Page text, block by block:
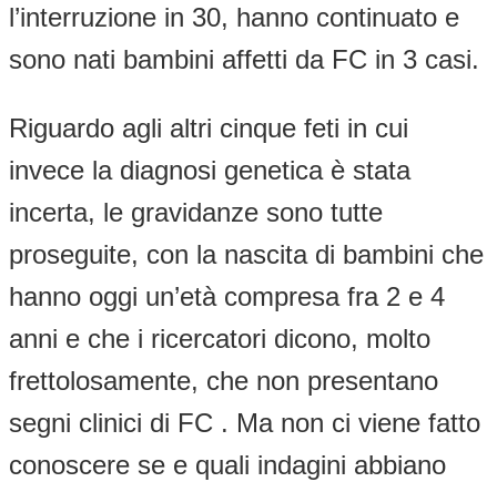
l’interruzione in 30, hanno continuato e
sono nati bambini affetti da FC in 3 casi.
Riguardo agli altri cinque feti in cui
invece la diagnosi genetica è stata
incerta, le gravidanze sono tutte
proseguite, con la nascita di bambini che
hanno oggi un’età compresa fra 2 e 4
anni e che i ricercatori dicono, molto
frettolosamente, che non presentano
segni clinici di FC . Ma non ci viene fatto
conoscere se e quali indagini abbiano